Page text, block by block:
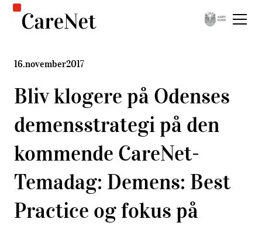
16.november2017
Bliv klogere på Odenses
demensstrategi på den
kommende CareNet-
Temadag: Demens: Best
Practice og fokus på